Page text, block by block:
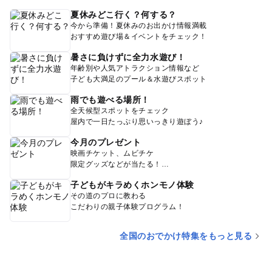
夏休みどこ行く？何する？
今から準備！夏休みのお出かけ情報満載
おすすめ遊び場＆イベントをチェック！
暑さに負けずに全力水遊び！
年齢別や人気アトラクション情報など
子ども大満足のプール＆水遊びスポット
雨でも遊べる場所！
全天候型スポットをチェック
屋内で一日たっぷり思いっきり遊ぼう♪
今月のプレゼント
映画チケット、ムビチケ
限定グッズなどが当たる！
子どもがキラめくホンモノ体験
その道のプロに教わる
こだわりの親子体験プログラム！
全国のおでかけ特集をもっと見る